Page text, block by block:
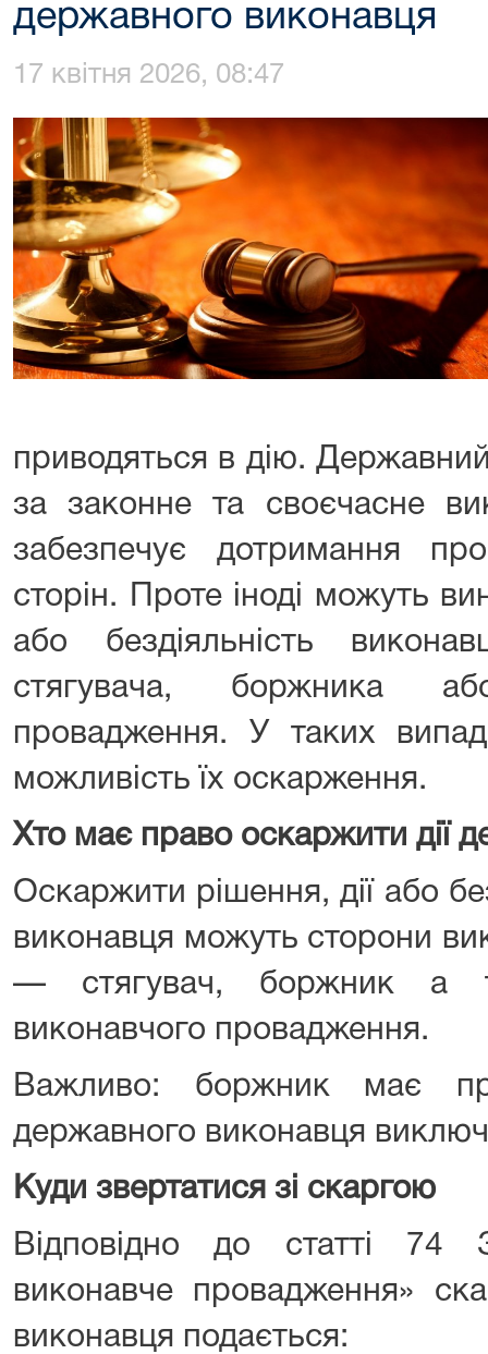
державного виконавця
17 квітня 2026, 08:47
приводяться в дію.
за законне та своєчасне
забезпечує дотримання
сторін. Проте іноді можуть
або бездіяльність
стягувача, боржника
провадження. У таких
можливість їх оскарження.
Хто має право оскаржити дії
Оскаржити рішення, дії або
виконавця можуть сторони
— стягувач, боржник а
виконавчого провадження.
Важливо: боржник має
державного виконавця
Куди звертатися зі скаргою
Відповідно до статті 74
виконавче провадження»
виконавця подається: